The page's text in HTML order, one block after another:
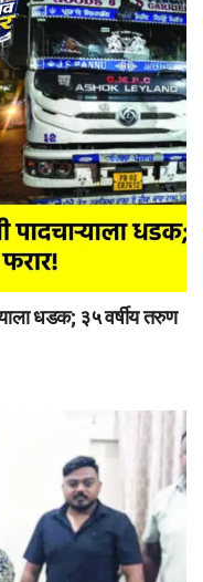
धडक; ३५ वर्षीय तरुण